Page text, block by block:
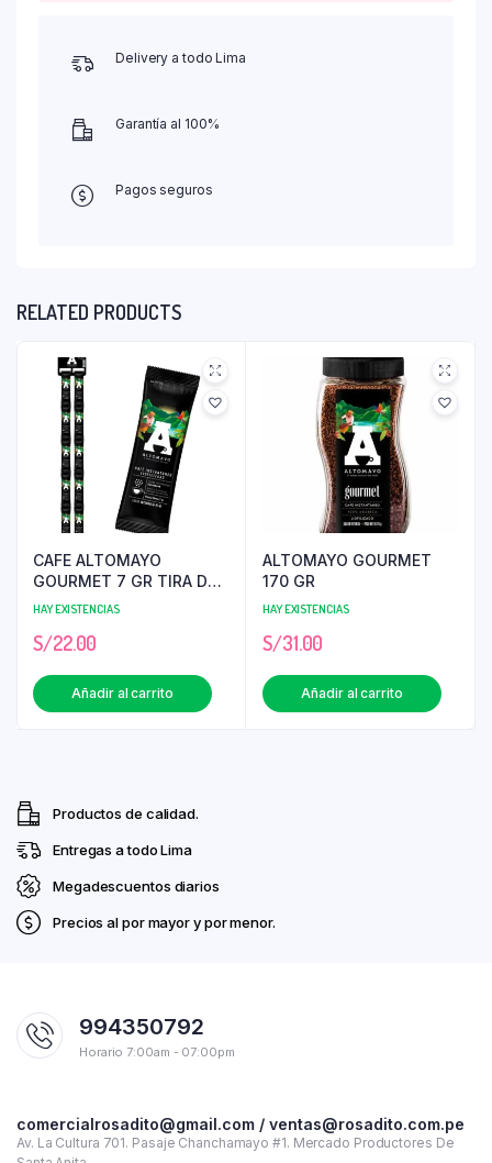
Delivery a todo Lima
Garantía al 100%
Pagos seguros
RELATED PRODUCTS
CAFE ALTOMAYO
GOURMET 7 GR TIRA DE
16 UNI
HAY EXISTENCIAS
S/22.00
Añadir al carrito
ALTOMAYO GOURMET
170 GR
HAY EXISTENCIAS
S/31.00
Añadir al carrito
Productos de calidad.
Entregas a todo Lima
Megadescuentos diarios
Precios al por mayor y por menor.
994350792
Horario 7:00am - 07:00pm
comercialrosadito@gmail.com / ventas@rosadito.com.pe
Av. La Cultura 701. Pasaje Chanchamayo #1. Mercado Productores De